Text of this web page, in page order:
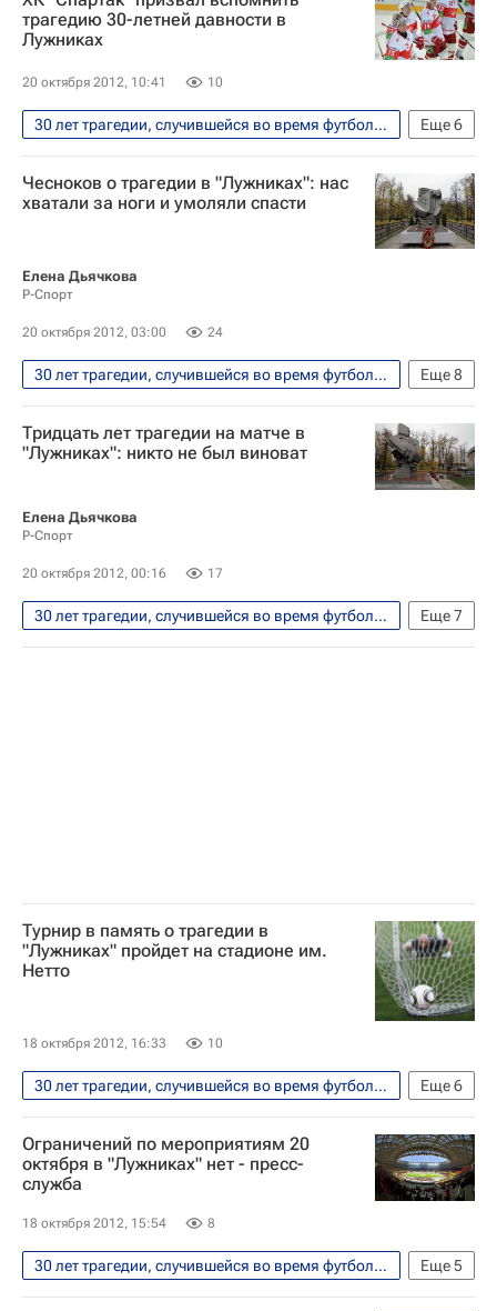
трагедию 30-летней давности в
Лужниках
20 октября 2012, 10:41 10
Еще6
30 лет трагедии, случившейся во время футбольного матча "Спартак" (Москва) - "Харлем" (Нидерланды) на стадионе в "Лужниках"
Футбол
Спорт
Хоккей
Вокруг спорта
ХК Спартак (Москва)
Чесноков о трагедии в "Лужниках": нас
хватали за ноги и умоляли спасти
Елена Дьячкова
Р-Спорт
20 октября 2012, 03:00 24
Еще8
30 лет трагедии, случившейся во время футбольного матча "Спартак" (Москва) - "Харлем" (Нидерланды) на стадионе в "Лужниках"
Интервью - Авторы
Аналитика
Футбол
Спорт
Болельщики
Спартак Москва
Тридцать лет трагедии на матче в
"Лужниках": никто не был виноват
Елена Дьячкова
Р-Спорт
20 октября 2012, 00:16 17
Еще7
30 лет трагедии, случившейся во время футбольного матча "Спартак" (Москва) - "Харлем" (Нидерланды) на стадионе в "Лужниках"
Футбол
Спорт
Турнир в память о трагедии в
"Лужниках" пройдет на стадионе им.
Нетто
18 октября 2012, 16:33 10
Еще6
30 лет трагедии, случившейся во время футбольного матча "Спартак" (Москва) - "Харлем" (Нидерланды) на стадионе в "Лужниках"
Футбол
Спорт
Вокруг спорта
Болельщики
Олег Семенов
Спартак Москва
Ограничений по мероприятиям 20
октября в "Лужниках" нет - пресс-
служба
18 октября 2012, 15:54 8
Еще5
30 лет трагедии, случившейся во время футбольного матча "Спартак" (Москва) - "Харлем" (Нидерланды) на стадионе в "Лужниках"
Футбол
Спорт
Вокруг спорта